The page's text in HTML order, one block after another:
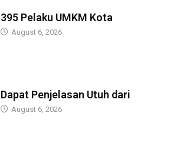
395 Pelaku UMKM Kota
August 6, 2026
Dapat Penjelasan Utuh dari
August 6, 2026